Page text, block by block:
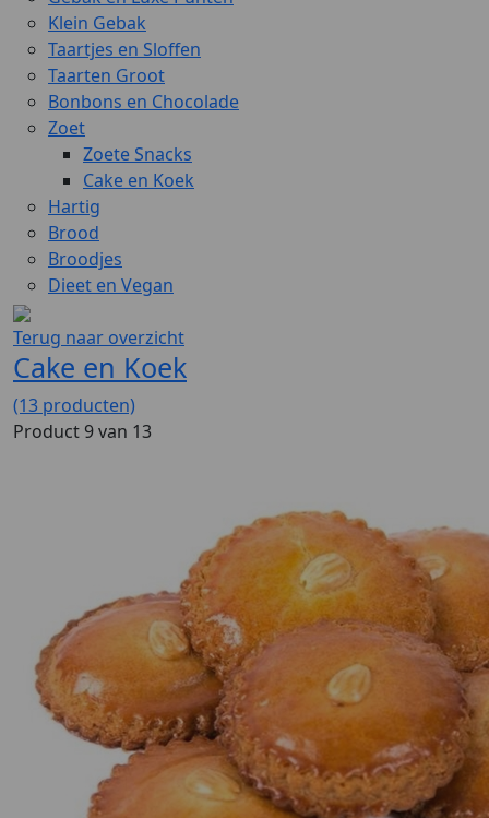
Klein Gebak
Taartjes en Sloffen
Taarten Groot
Bonbons en Chocolade
Zoet
Zoete Snacks
Cake en Koek
Hartig
Brood
Broodjes
Dieet en Vegan
Terug naar overzicht
Cake en Koek
(13 producten)
Product 9 van 13